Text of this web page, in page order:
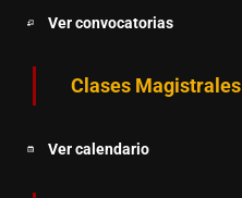
Ver convocatorias
Clases Magistrales
Ver calendario